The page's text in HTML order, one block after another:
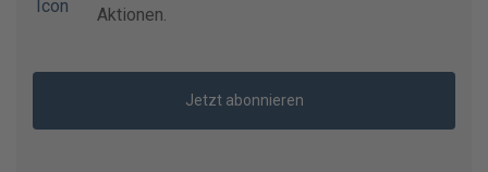
Aktionen.
Jetzt abonnieren